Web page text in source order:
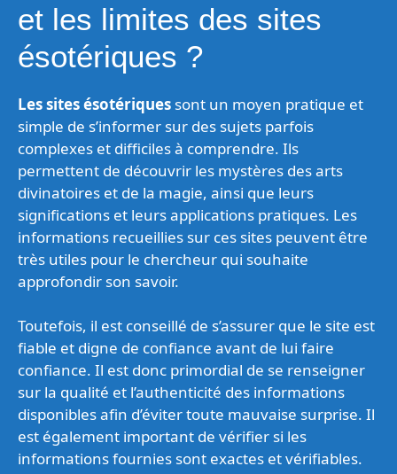
et les limites des sites
ésotériques ?
Les sites ésotériques sont un moyen pratique et
simple de s’informer sur des sujets parfois
complexes et difficiles à comprendre. Ils
permettent de découvrir les mystères des arts
divinatoires et de la magie, ainsi que leurs
significations et leurs applications pratiques. Les
informations recueillies sur ces sites peuvent être
très utiles pour le chercheur qui souhaite
approfondir son savoir.
Toutefois, il est conseillé de s’assurer que le site est
fiable et digne de confiance avant de lui faire
confiance. Il est donc primordial de se renseigner
sur la qualité et l’authenticité des informations
disponibles afin d’éviter toute mauvaise surprise. Il
est également important de vérifier si les
informations fournies sont exactes et vérifiables.